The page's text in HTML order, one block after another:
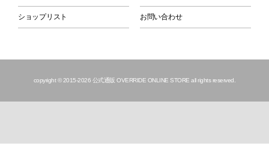
ショップリスト お問い合わせ
copyright © 2015-2026 公式通販 OVERRIDE ONLINE STORE all rights reserved.